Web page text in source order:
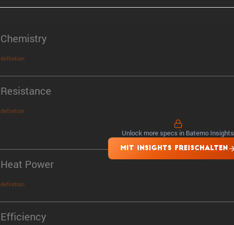
Chemistry
definition
Resistance
definition
Heat Power
definition
Efficiency
Unlock more specs in Batemo Insights
MIT INSIGHTS FREISCHALTEN